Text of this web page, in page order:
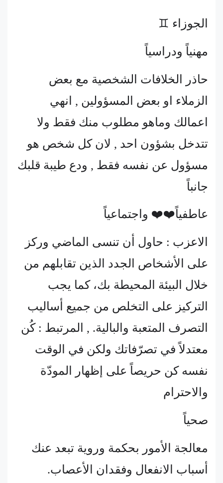
الجوزاء ♊
مهنياً ودراسياً
حاذر الخلافات الشخصية مع بعض
الزملاء او بعض المسؤولين , انهي
اعمالك وماهو مطلوب منك فقط ولا
تتدخل بشؤون احد , لان كل شخص هو
مسؤول عن نفسه فقط , ودع طيبة قلبك
جانباً
عاطفياً❤️❤️ واجتماعياً
الاعزب : حاول أن تنسى الماضي وركز
على الأشخاص الجدد الذين تقابلهم من
خلال البيئة المحيطة بك، كما يجب
التركيز على التخلص من جميع أساليب
التصرف المتعبة والبالية. , المرتبط : كُن
معتدلاً في تصرّفاتك ولكن في الوقت
نفسه كن حريصاً على إظهار المودّة
والاحترام
صحياً
معالجة الأمور بحكمة وروية تبعد عنك
أسباب الانفعال وفقدان الأعصاب.